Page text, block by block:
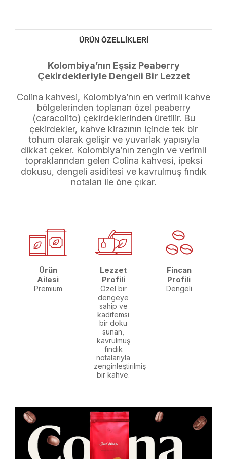
ÜRÜN ÖZELLIKLERI
Kolombiya’nın Eşsiz Peaberry
Çekirdekleriyle Dengeli Bir Lezzet
Colina kahvesi, Kolombiya’nın en verimli kahve
bölgelerinden toplanan özel peaberry
(caracolito) çekirdeklerinden üretilir. Bu
çekirdekler, kahve kirazının içinde tek bir
tohum olarak gelişir ve yuvarlak yapısıyla
dikkat çeker. Kolombiya’nın zengin ve verimli
topraklarından gelen Colina kahvesi, ipeksi
dokusu, dengeli asiditesi ve kavrulmuş fındık
notaları ile öne çıkar.
Ürün
Ailesi
Premium
Lezzet
Profili
Özel bir
dengeye
sahip ve
kadifemsi
bir doku
sunan,
kavrulmuş
fındık
notalarıyla
zenginleştirilmiş
bir kahve.
Fincan
Profili
Dengeli